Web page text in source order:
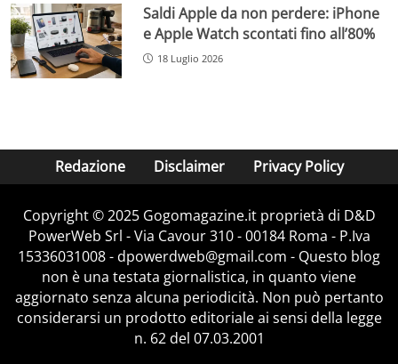
Saldi Apple da non perdere: iPhone
e Apple Watch scontati fino all’80%
18 Luglio 2026
Redazione Disclaimer Privacy Policy
Copyright © 2025 Gogomagazine.it proprietà di D&D
PowerWeb Srl - Via Cavour 310 - 00184 Roma - P.Iva
15336031008 - dpowerdweb@gmail.com - Questo blog
non è una testata giornalistica, in quanto viene
aggiornato senza alcuna periodicità. Non può pertanto
considerarsi un prodotto editoriale ai sensi della legge
n. 62 del 07.03.2001